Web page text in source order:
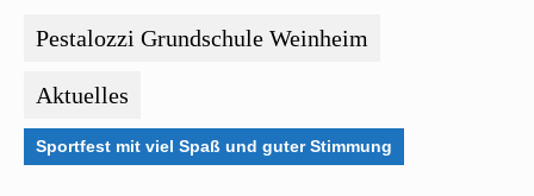
Pestalozzi Grundschule Weinheim
Aktuelles
Sportfest mit viel Spaß und guter Stimmung